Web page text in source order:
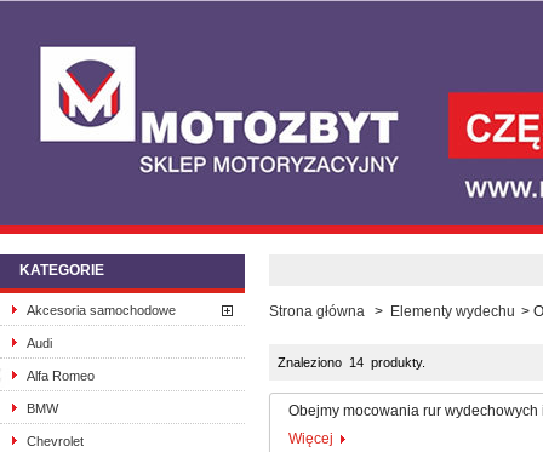
KATEGORIE
Akcesoria samochodowe
Audi
Alfa Romeo
BMW
Chevrolet
Strona główna > Elementy wydechu >
Znaleziono 14 produkty.
Obejmy mocowania rur wydechowych
Więcej